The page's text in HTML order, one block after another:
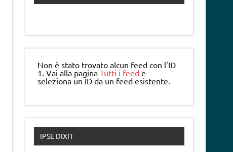
Non è stato trovato alcun feed con l'ID
1. Vai alla paginaTutti i feed e
seleziona un ID da un feed esistente.
IPSE DIXIT